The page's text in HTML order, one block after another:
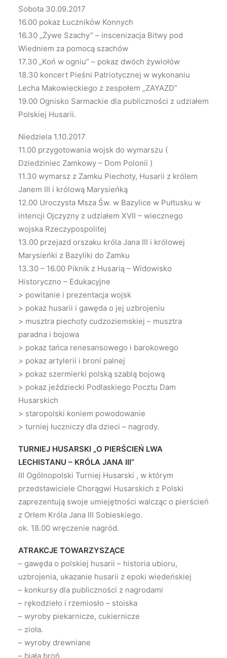
Sobota 30.09.2017
16.00 pokaz Łuczników Konnych
16.30 „Żywe Szachy” – inscenizacja Bitwy pod
Wiedniem za pomocą szachów
17.30 „Koń w ogniu” – pokaz dwóch żywiołów
18.30 koncert Pieśni Patriotycznej w wykonaniu
Lecha Makowieckiego z zespołem „ZAYAZD”
19.00 Ognisko Sarmackie dla publiczności z udziałem
Polskiej Husarii.
Niedziela 1.10.2017
11.00 przygotowania wojsk do wymarszu (
Dziedziniec Zamkowy – Dom Polonii )
11.30 wymarsz z Zamku Piechoty, Husarii z królem
Janem III i królową Marysieńką
12.00 Uroczysta Msza Św. w Bazylice w Pułtusku w
intencji Ojczyzny z udziałem XVII – wiecznego
wojska Rzeczypospolitej
13.00 przejazd orszaku króla Jana III i królowej
Marysieńki z Bazyliki do Zamku
13.30 – 16.00 Piknik z Husarią – Widowisko
Historyczno – Edukacyjne
> powitanie i prezentacja wojsk
> pokaz husarii i gawęda o jej uzbrojeniu
> musztra piechoty cudzoziemskiej – musztra
paradna i bojowa
> pokaz tańca renesansowego i barokowego
> pokaz artylerii i broni palnej
> pokaz szermierki polską szablą bojową
> pokaz jeździecki Podlaskiego Pocztu Dam
Husarskich
> staropolski koniem powodowanie
> turniej łuczniczy dla dzieci – nagrody.
TURNIEJ HUSARSKI „O PIERŚCIEŃ LWA
LECHISTANU – KRÓLA JANA III”
III Ogólnopolski Turniej Husarski , w którym
przedstawiciele Chorągwi Husarskich z Polski
zaprezentują swoje umiejętności walcząc o pierścień
z Orłem Króla Jana III Sobieskiego.
ok. 18.00 wręczenie nagród.
ATRAKCJE TOWARZYSZĄCE
– gawęda o polskiej husarii – historia ubioru,
uzbrojenia, ukazanie husarii z epoki wiedeńskiej
– konkursy dla publiczności z nagrodami
– rękodzieło i rzemiosło – stoiska
– wyroby piekarnicze, cukiernicze
– zioła.
– wyroby drewniane
– biała broń